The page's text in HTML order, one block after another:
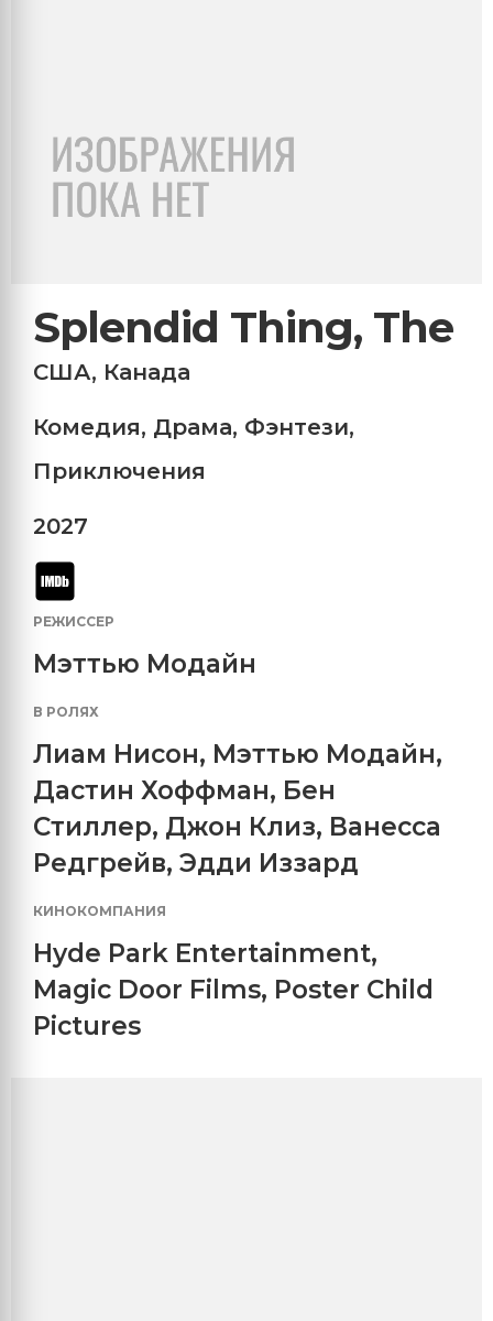
Splendid Thing, The
США, Канада
Комедия, Драма, Фэнтези,
Приключения
2027
РЕЖИССЕР
Мэттью Модайн
В РОЛЯХ
Лиам Нисон, Мэттью Модайн,
Дастин Хоффман, Бен
Стиллер, Джон Клиз, Ванесса
Редгрейв, Эдди Иззард
КИНОКОМПАНИЯ
Hyde Park Entertainment,
Magic Door Films, Poster Child
Pictures